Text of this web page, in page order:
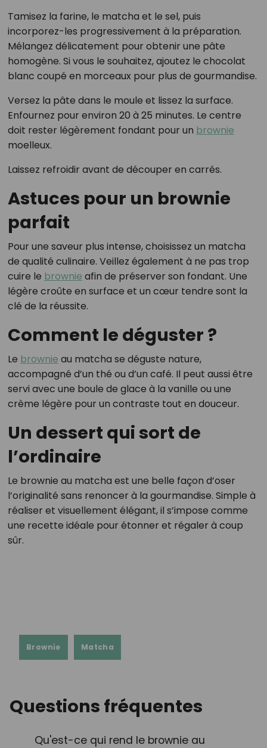
Tamisez la farine, le matcha et le sel, puis
incorporez-les progressivement à la préparation.
Mélangez délicatement pour obtenir une pâte
homogène. Si vous le souhaitez, ajoutez le chocolat
blanc coupé en morceaux pour plus de gourmandise.
Versez la pâte dans le moule et lissez la surface.
Enfournez pour environ 20 à 25 minutes. Le centre
doit rester légèrement fondant pour un brownie
moelleux.
Laissez refroidir avant de découper en carrés.
Astuces pour un brownie
parfait
Pour une saveur plus intense, choisissez un matcha
de qualité culinaire. Veillez également à ne pas trop
cuire le brownie afin de préserver son fondant. Une
légère croûte en surface et un cœur tendre sont la
clé de la réussite.
Comment le déguster ?
Le brownie au matcha se déguste nature,
accompagné d’un thé ou d’un café. Il peut aussi être
servi avec une boule de glace à la vanille ou une
crème légère pour un contraste tout en douceur.
Un dessert qui sort de
l’ordinaire
Le brownie au matcha est une belle façon d’oser
l’originalité sans renoncer à la gourmandise. Simple à
réaliser et visuellement élégant, il s’impose comme
une recette idéale pour étonner et régaler à coup
sûr.
Brownie Matcha
Questions fréquentes
Qu'est-ce qui rend le brownie au